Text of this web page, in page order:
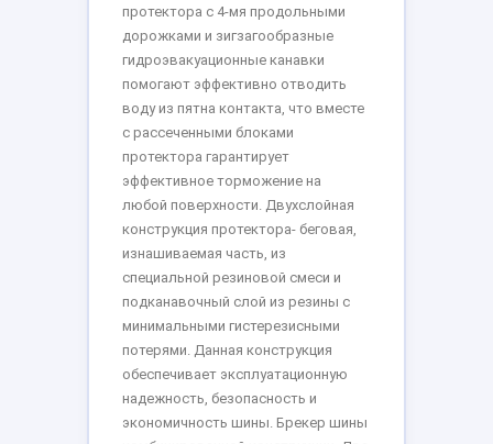
протектора с 4-мя продольными
дорожками и зигзагообразные
гидроэвакуационные канавки
помогают эффективно отводить
воду из пятна контакта, что вместе
с рассеченными блоками
протектора гарантирует
эффективное торможение на
любой поверхности. Двухслойная
конструкция протектора- беговая,
изнашиваемая часть, из
специальной резиновой смеси и
подканавочный слой из резины с
минимальными гистерезисными
потерями. Данная конструкция
обеспечивает эксплуатационную
надежность, безопасность и
экономичность шины. Брекер шины